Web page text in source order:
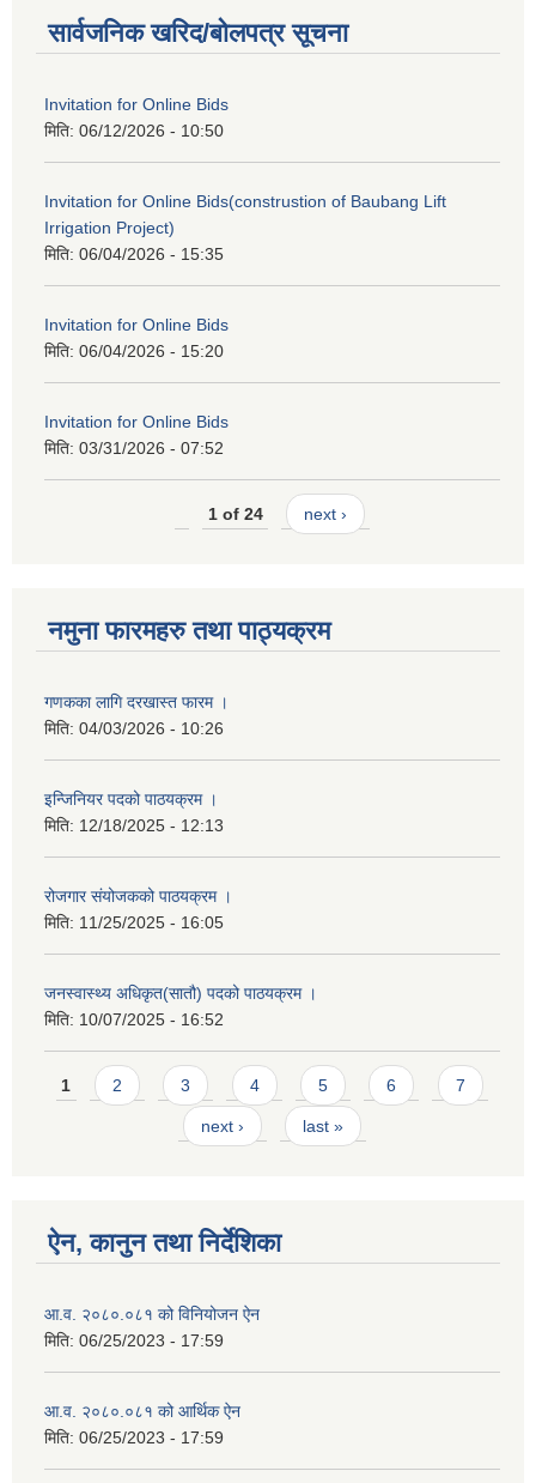
सार्वजनिक खरिद/बोलपत्र सूचना
Invitation for Online Bids
मिति: 06/12/2026 - 10:50
Invitation for Online Bids(construstion of Baubang Lift
Irrigation Project)
मिति: 06/04/2026 - 15:35
Invitation for Online Bids
मिति: 06/04/2026 - 15:20
Invitation for Online Bids
मिति: 03/31/2026 - 07:52
1 of 24 next ›
नमुना फारमहरु तथा पाठ्यक्रम
गणकका लागि दरखास्त फारम ।
मिति: 04/03/2026 - 10:26
इन्जिनियर पदको पाठयक्रम ।
मिति: 12/18/2025 - 12:13
रोजगार संयोजकको पाठयक्रम ।
मिति: 11/25/2025 - 16:05
जनस्वास्थ्य अधिकृत(सातौ) पदको पाठयक्रम ।
मिति: 10/07/2025 - 16:52
Pages
1 2 3 4 5 6 7
next › last »
ऐन, कानुन तथा निर्देशिका
आ.व. २०८०.०८१ को विनियोजन ऐन
मिति: 06/25/2023 - 17:59
आ.व. २०८०.०८१ को आर्थिक ऐन
मिति: 06/25/2023 - 17:59